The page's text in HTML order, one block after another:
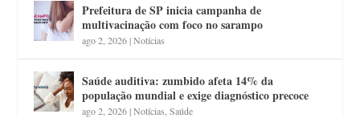
Prefeitura de SP inicia campanha de
multivacinação com foco no sarampo
ago 2, 2026|Notícias
Saúde auditiva: zumbido afeta 14% da
população mundial e exige diagnóstico precoce
ago 2, 2026|Notícias ,Saúde